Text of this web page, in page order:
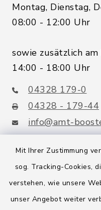
Mit Ihrer Zustimmung
sog. Tracking-Cookies,
verstehen, wie unsere
unser Angebot weiter
Montag, Dienstag,
08:00 - 12:00 Uhr
sowie zusätzlich
14:00 - 18:00 Uhr
04328 179-0
04328 - 179-44
info@amt-
Quicklinks
Amt Boostedt-